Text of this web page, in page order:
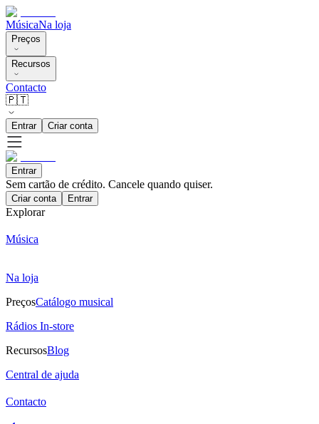
MúsicaNa loja
Preços
Recursos
Contacto
🇵🇹
Entrar Criar conta
Entrar
Sem cartão de crédito. Cancele quando quiser.
Criar conta Entrar
Explorar
Música
Na loja
PreçosCatálogo musical
Rádios In-store
RecursosBlog
Central de ajuda
Contacto